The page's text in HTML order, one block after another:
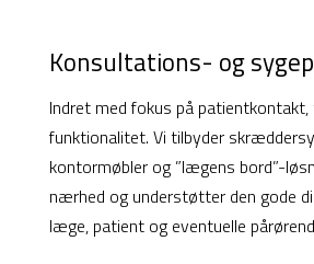
Konsultations- og
Indret med fokus på
funktionalitet. Vi tilbyder
kontormøbler og ”lægens bord”-
nærhed og understøtter den gode
læge, patient og eventuelle